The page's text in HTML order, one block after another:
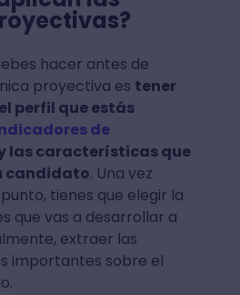
hacer antes de
proyectiva es tener
perfil que estás
de
las características que
candidato. Una vez
tienes que elegir la
que vas a desarrollar a
extraer las
importantes sobre el